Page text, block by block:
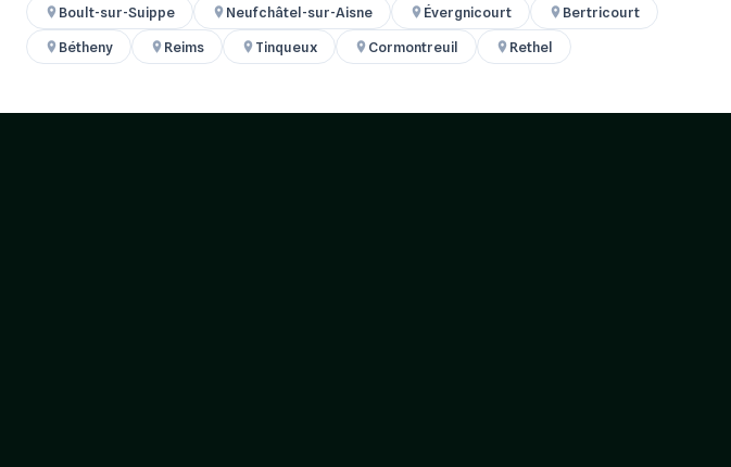
Boult-sur-Suippe
Neufchâtel-sur-Aisne Évergnicourt
Bertricourt
Bétheny
Reims Tinqueux Cormontreuil Rethel